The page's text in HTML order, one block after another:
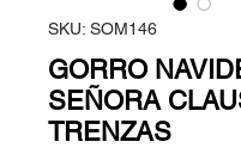
SKU: SOM146
GORRO
SEÑORA
TRENZAS